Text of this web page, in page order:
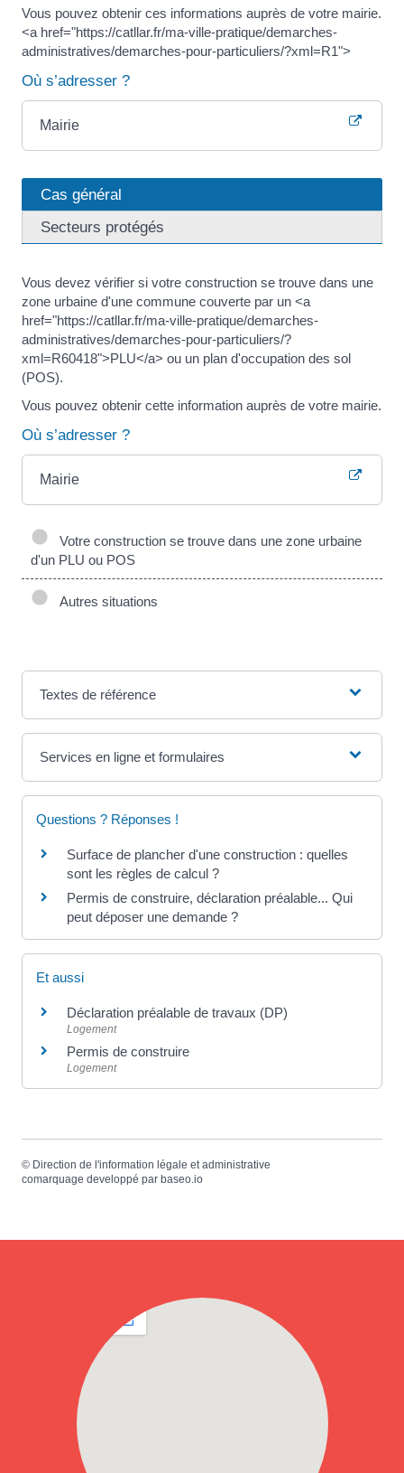
Vous pouvez obtenir ces informations auprès de votre mairie.
<a href="https://catllar.fr/ma-ville-pratique/demarches-
administratives/demarches-pour-particuliers/?xml=R1">
Où s’adresser ?
Mairie
Cas général
Secteurs protégés
Vous devez vérifier si votre construction se trouve dans une
zone urbaine d'une commune couverte par un <a
href="https://catllar.fr/ma-ville-pratique/demarches-
administratives/demarches-pour-particuliers/?
xml=R60418">PLU</a> ou un plan d'occupation des sol
(POS).
Vous pouvez obtenir cette information auprès de votre mairie.
Où s’adresser ?
Mairie
Votre construction se trouve dans une zone urbaine
d'un PLU ou POS
Autres situations
Textes de référence
Services en ligne et formulaires
Questions ? Réponses !
Surface de plancher d'une construction : quelles
sont les règles de calcul ?
Permis de construire, déclaration préalable... Qui
peut déposer une demande ?
Et aussi
Déclaration préalable de travaux (DP)
Logement
Permis de construire
Logement
© Direction de l'information légale et administrative
comarquage developpé par baseo.io